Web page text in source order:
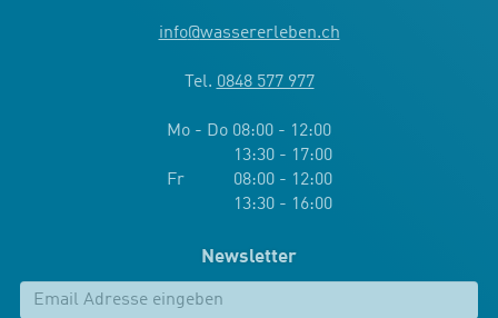
info@wassererleben.ch
Tel. 0848 577 977
Mo - Do 08:00 - 12:00
13:30 - 17:00
Fr 08:00 - 12:00
13:30 - 16:00
Newsletter